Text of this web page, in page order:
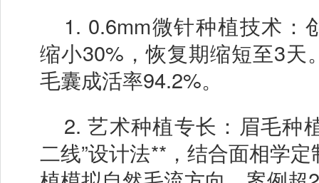
1. 0.6mm微针种植技术：
缩小30%，恢复期缩短至3天
毛囊成活率94.2%。
2.艺术种植专长：眉毛种
二线”设计法**，结合面相学